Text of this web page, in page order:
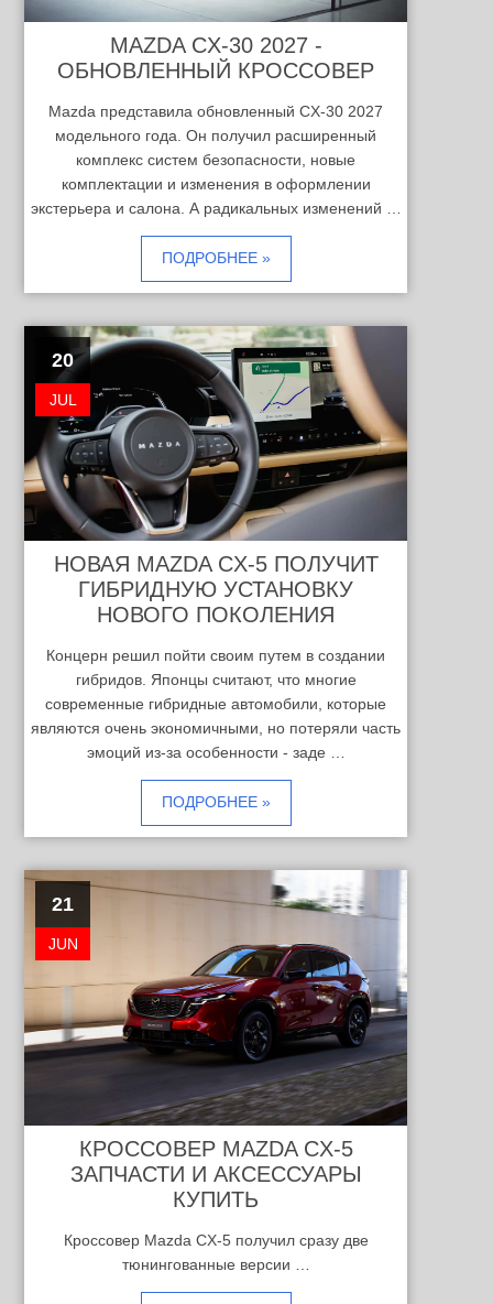
MAZDA CX-30 2027 -
ОБНОВЛЕННЫЙ КРОССОВЕР
Mazda представила обновленный CX-30 2027
модельного года. Он получил расширенный
комплекс систем безопасности, новые
комплектации и изменения в оформлении
экстерьера и салона. А радикальных изменений …
ПОДРОБНЕЕ »
20
JUL
НОВАЯ MAZDA CX-5 ПОЛУЧИТ
ГИБРИДНУЮ УСТАНОВКУ
НОВОГО ПОКОЛЕНИЯ
Концерн решил пойти своим путем в создании
гибридов. Японцы считают, что многие
современные гибридные автомобили, которые
являются очень экономичными, но потеряли часть
эмоций из-за особенности - заде …
ПОДРОБНЕЕ »
21
JUN
КРОССОВЕР MAZDA CX-5
ЗАПЧАСТИ И АКСЕССУАРЫ
КУПИТЬ
Кроссовер Mazda CX-5 получил сразу две
тюнингованные версии …